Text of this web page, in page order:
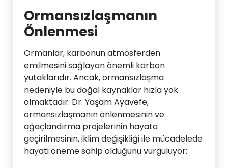
Ormansızlaşmanın
Önlenmesi
Ormanlar, karbonun atmosferden
emilmesini sağlayan önemli karbon
yutaklarıdır. Ancak, ormansızlaşma
nedeniyle bu doğal kaynaklar hızla yok
olmaktadır. Dr. Yaşam Ayavefe,
ormansızlaşmanın önlenmesinin ve
ağaçlandırma projelerinin hayata
geçirilmesinin, iklim değişikliği ile mücadelede
hayati öneme sahip olduğunu vurguluyor: